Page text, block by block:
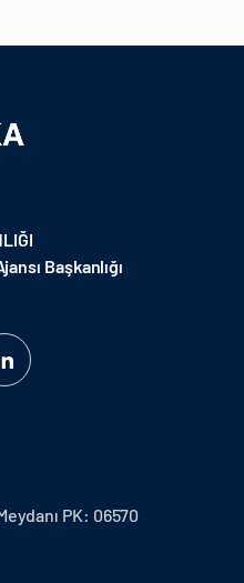
Başkanlığı
PK: 06570